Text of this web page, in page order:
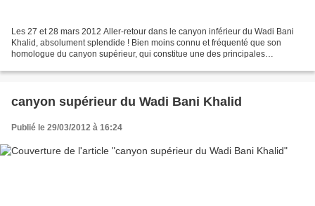
Les 27 et 28 mars 2012 Aller-retour dans le canyon inférieur du Wadi Bani
Khalid, absolument splendide ! Bien moins connu et fréquenté que son
homologue du canyon supérieur, qui constitue une des principales
canyon supérieur du Wadi Bani Khalid
Publié le 29/03/2012 à 16:24